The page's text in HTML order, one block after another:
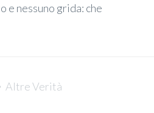
nessuno grida: che
Altre Verità